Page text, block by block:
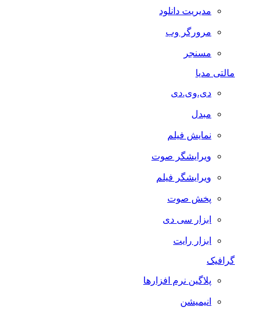
مدیریت دانلود
مرورگر وب
مسنجر
مالتی مدیا
دی.وی.دی
مبدل
نمایش فیلم
ویرایشگر صوت
ویرایشگر فیلم
پخش صوت
ابزار سی دی
ابزار رایت
گرافیک
پلاگین نرم افزارها
انیمیشن